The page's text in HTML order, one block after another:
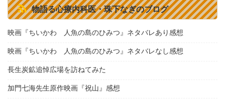
物語る心療内科医・珠下なぎのブログ
映画『ちいかわ 人魚の島のひみつ』ネタバレあり感想
映画『ちいかわ 人魚の島のひみつ』ネタバレなし感想
長生炭鉱追悼広場を訪ねてみた
加門七海先生原作映画『祝山』感想